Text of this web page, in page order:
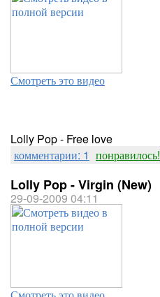
Смотреть это видео
Lolly Pop - Free love
комментарии: 1 понравилось!
Lolly Pop - Virgin (New)
29-09-2009 04:11